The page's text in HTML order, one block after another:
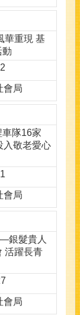
華重現 基
動
會局
隊16家
入敬老愛心
會局
銀髮貴人
活躍長青
會局